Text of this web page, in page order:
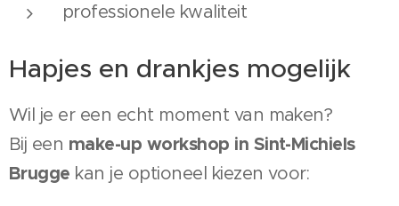
professionele kwaliteit
Hapjes en drankjes mogelijk
Wil je er een echt moment van maken?
Bij een make-up workshop in Sint-Michiels
Brugge kan je optioneel kiezen voor: